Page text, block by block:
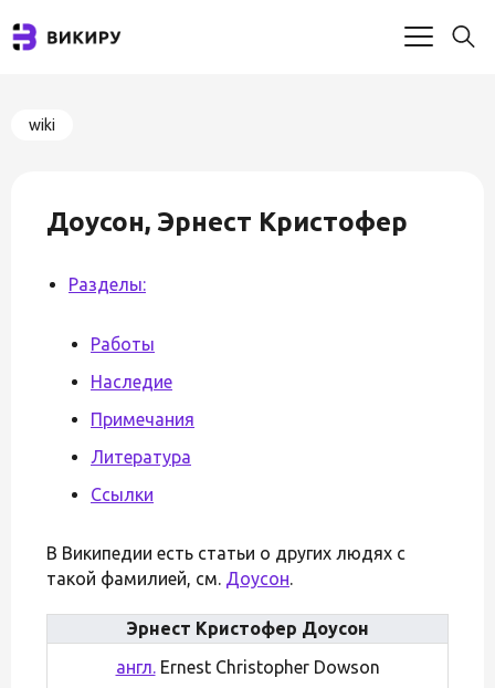
wiki
Доусон, Эрнест Кристофер
Разделы:
Работы
Наследие
Примечания
Литература
Ссылки
В Википедии есть статьи о других людях с
такой фамилией, см. Доусон.
Эрнест Кристофер Доусон
англ.Ernest Christopher Dowson